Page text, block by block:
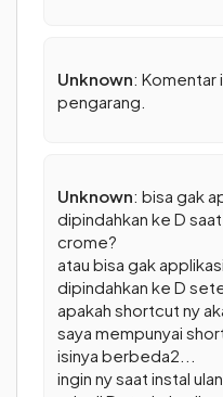
Unknown: Komentar
pengarang.
Unknown: bisa gak
dipindahkan ke D
crome?
atau bisa gak
dipindahkan ke D
apakah shortcut ny
saya mempunyai
isinya berbeda2...
ingin ny saat instal